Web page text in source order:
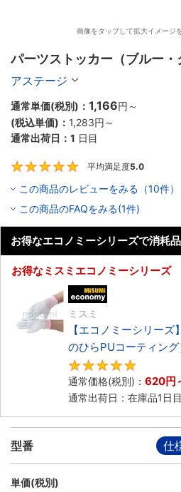
画像をタップして拡大イメージ
パーツストッカー（ブルー・
アステージ
通常単価(税別)： 1,166円 ～
(税込単価)： 1,283円 ～
通常出荷日： 1 日目
平均満足度5.0
この商品のレビューをみる（10件）
この商品のFAQをみる(1件)
お得なエコノミーシリーズで消耗
お得なミスミエコノミーシリーズ
ミスミ
【エコノミーシリー
のひらPUコーティング
通常価格(税別)： 620円
通常出荷日：在庫品1日目
型番 仕
単価(税別)